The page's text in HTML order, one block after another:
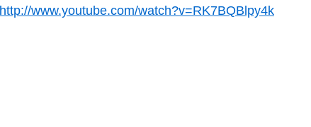
http://www.youtube.com/watch?v=RK7BQBlpy4k